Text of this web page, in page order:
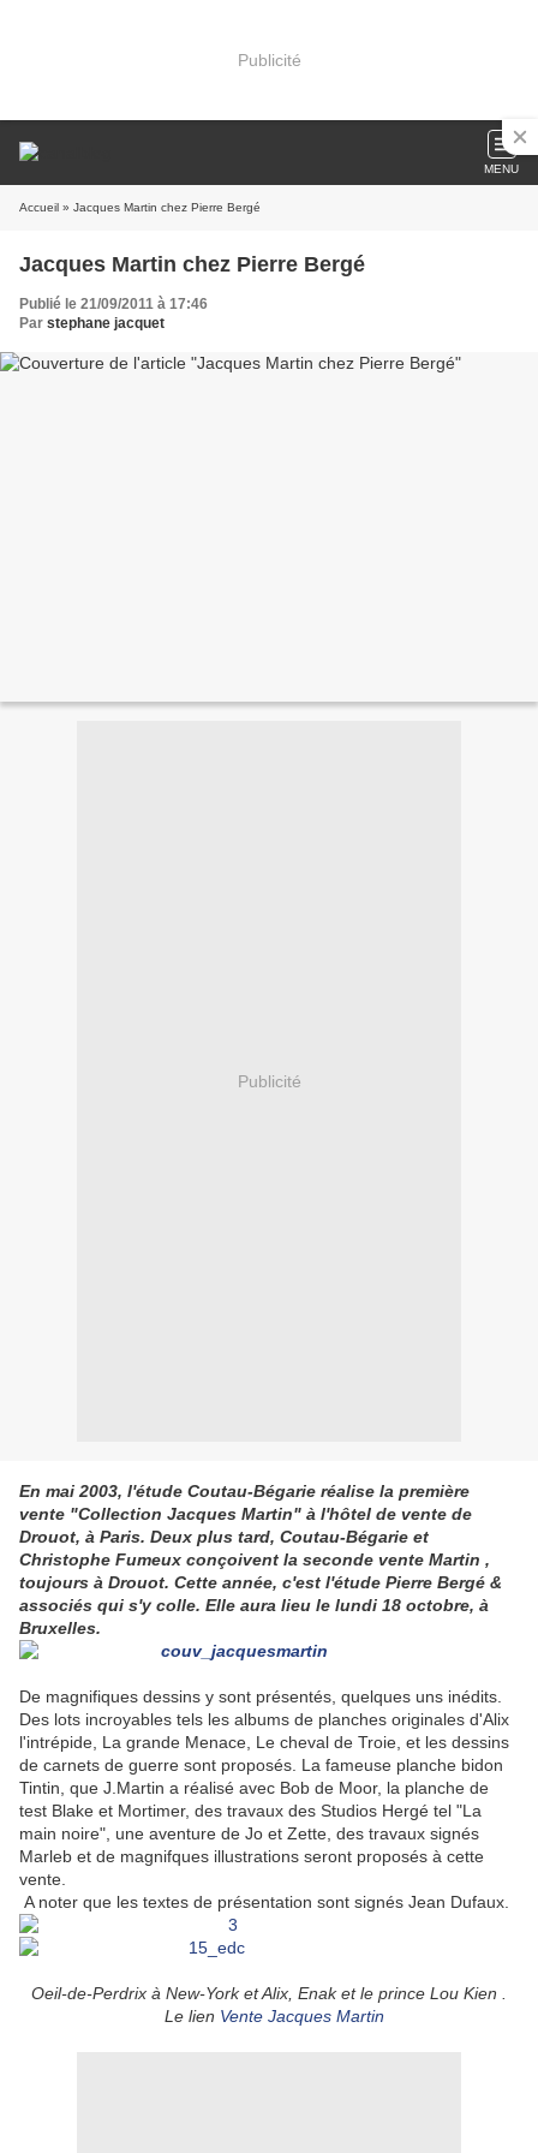
Publicité
MENU
Accueil » Jacques Martin chez Pierre Bergé
Jacques Martin chez Pierre Bergé
Publié le 21/09/2011 à 17:46
Par stephane jacquet
Publicité
En mai 2003, l'étude Coutau-Bégarie réalise la première
vente "Collection Jacques Martin" à l'hôtel de vente de
Drouot, à Paris. Deux plus tard, Coutau-Bégarie et
Christophe Fumeux conçoivent la seconde vente Martin ,
toujours à Drouot. Cette année, c'est l'étude Pierre Bergé &
associés qui s'y colle. Elle aura lieu le lundi 18 octobre, à
Bruxelles.
De magnifiques dessins y sont présentés, quelques uns inédits.
Des lots incroyables tels les albums de planches originales d'Alix
l'intrépide, La grande Menace, Le cheval de Troie, et les dessins
de carnets de guerre sont proposés. La fameuse planche bidon
Tintin, que J.Martin a réalisé avec Bob de Moor, la planche de
test Blake et Mortimer, des travaux des Studios Hergé tel "La
main noire", une aventure de Jo et Zette, des travaux signés
Marleb et de magnifques illustrations seront proposés à cette
vente.
A noter que les textes de présentation sont signés Jean Dufaux.
Oeil-de-Perdrix à New-York et Alix, Enak et le prince Lou Kien .
Le lien Vente Jacques Martin